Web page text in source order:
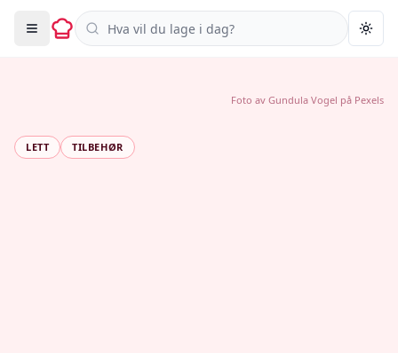
Søk i oppskrifter
LETT TILBEHØR
Foto av Gundula Vogel på Pexels